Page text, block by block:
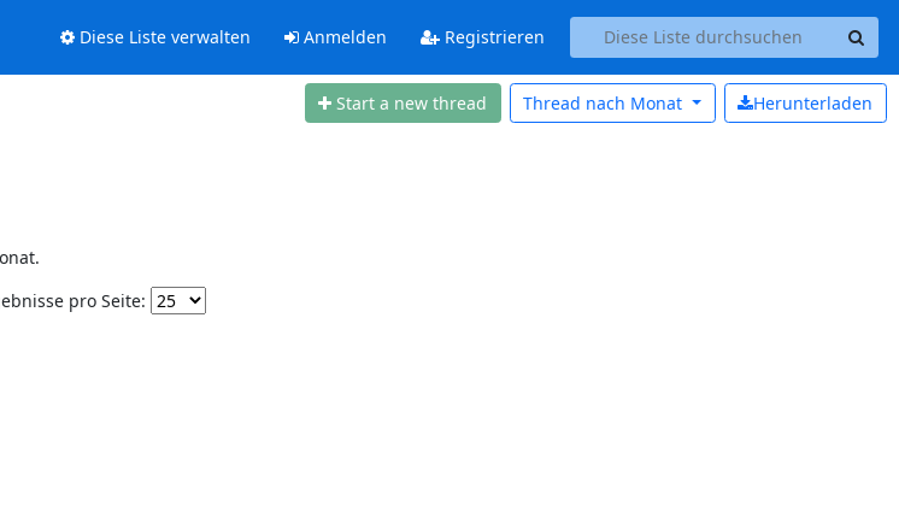
Diese Liste verwalten Anmelden Registrieren
Start a new thread Herunterladen
Thread nach Monat
pro Seite: